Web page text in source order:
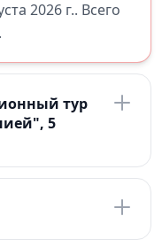
2026 г.. Всего
тур
5